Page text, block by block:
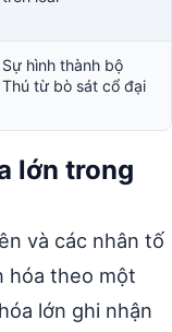
Sự hình thành bộ
Thú từ bò sát cổ đại
lớn trong
và các nhân tố
hóa theo một
lớn ghi nhận